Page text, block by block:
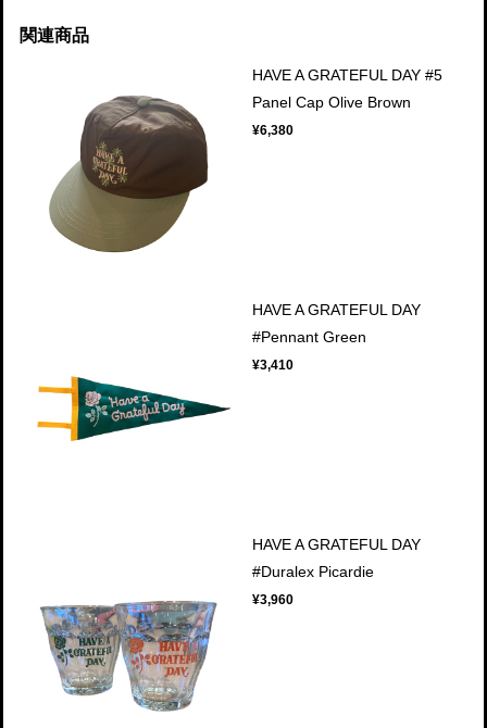
関連商品
HAVE A GRATEFUL DAY #5
Panel Cap Olive Brown
¥6,380
HAVE A GRATEFUL DAY
#Pennant Green
¥3,410
HAVE A GRATEFUL DAY
#Duralex Picardie
¥3,960